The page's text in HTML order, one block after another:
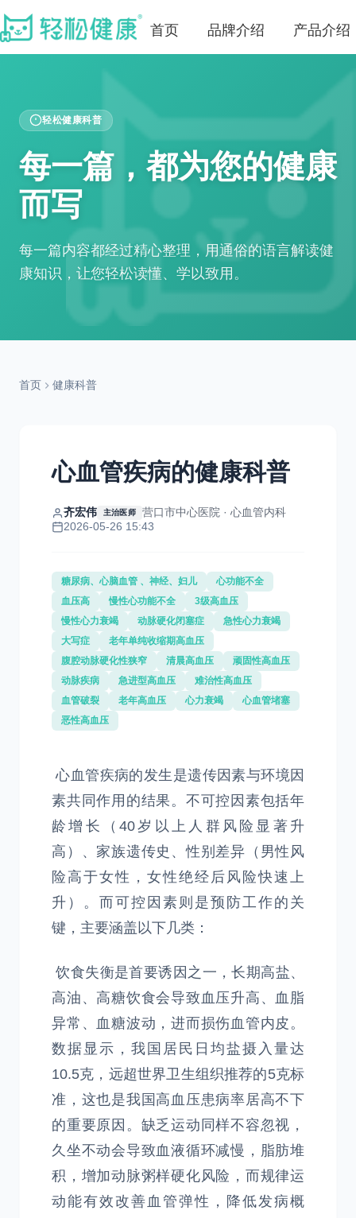
首页 品牌介绍 产品介绍
轻松健康科普
每一篇，都为您的健康
而写
每一篇内容都经过精心整理，用通俗的语言解读健
康知识，让您轻松读懂、学以致用。
首页 健康科普
心血管疾病的健康科普
齐宏伟 主治医师
营口市中心医院 · 心血管内科
2026-05-26 15:43
糖尿病、心脑血管 、神经、妇儿
心功能不全
血压高
慢性心功能不全
3级高血压
慢性心力衰竭
动脉硬化闭塞症
急性心力衰竭
大写症
老年单纯收缩期高血压
腹腔动脉硬化性狭窄
清晨高血压
顽固性高血压
动脉疾病
急进型高血压
难治性高血压
血管破裂
老年高血压 心力衰竭
心血管堵塞
恶性高血压
心血管疾病的发生是遗传因素与环境因
素共同作用的结果。不可控因素包括年
龄增长（40岁以上人群风险显著升
高）、家族遗传史、性别差异（男性风
险高于女性，女性绝经后风险快速上
升）。而可控因素则是预防工作的关
键，主要涵盖以下几类：
饮食失衡是首要诱因之一，长期高盐、
高油、高糖饮食会导致血压升高、血脂
异常、血糖波动，进而损伤血管内皮。
数据显示，我国居民日均盐摄入量达
10.5克，远超世界卫生组织推荐的5克标
准，这也是我国高血压患病率居高不下
的重要原因。缺乏运动同样不容忽视，
久坐不动会导致血液循环减慢，脂肪堆
积，增加动脉粥样硬化风险，而规律运
动能有效改善血管弹性，降低发病概